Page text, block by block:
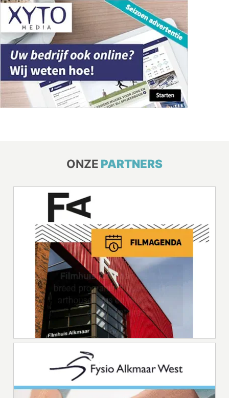
ONZE PARTNERS